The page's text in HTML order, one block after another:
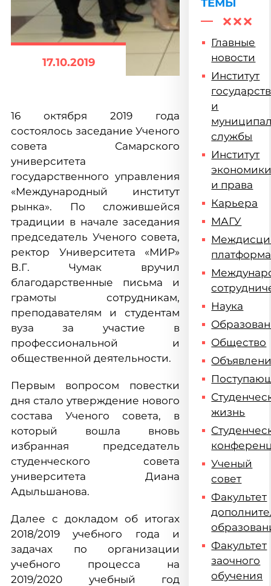
17.10.2019
16 октября 2019 года
состоялось заседание Ученого
совета Самарского
университета
государственного управления
«Международный институт
рынка». По сложившейся
традиции в начале заседания
председатель Ученого совета,
ректор Университета «МИР»
В.Г. Чумак вручил
благодарственные письма и
грамоты сотрудникам,
преподавателям и студентам
вуза за участие в
профессиональной и
общественной деятельности.
Первым вопросом повестки
дня стало утверждение нового
состава Ученого совета, в
который вошла вновь
избранная председатель
студенческого совета
университета Диана
Адыльшанова.
Далее с докладом об итогах
2018/2019 учебного года и
задачах по организации
учебного процесса на
2019/2020 учебный год
ТЕМЫ
Главные
новости
Институт
и
службы
Институт
и права
Карьера
МАГУ
платформа
Наука
Общество
жизнь
Ученый
совет
Факультет
Факультет
заочного
обучения